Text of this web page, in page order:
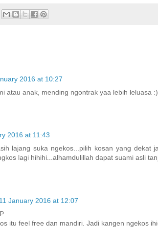
2016 at 10:27
atau anak, mending ngontrak yaa lebih leluasa :)
2016 at 11:43
lajang suka ngekos...pilih kosan yang dekat
lagi hihihi...alhamdulillah dapat suami asli
11 January 2016 at 12:07
itu feel free dan mandiri. Jadi kangen ngekos